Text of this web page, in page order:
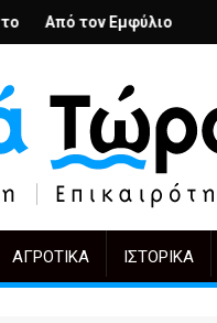
στη λήθη
Ολικής Φροντίδας στην
στην Πόλωση: το
KIFF 51: Η
ΑΓΡΟΤΙΚΆ ΙΣΤΟΡΙΚΆ